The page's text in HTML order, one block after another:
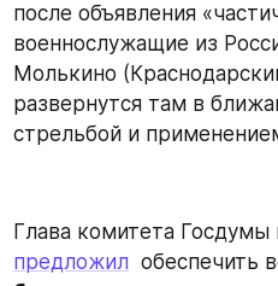
после объявления
военнослужащие из
Молькино
развернутся там в
стрельбой и
Глава комитета
предложил